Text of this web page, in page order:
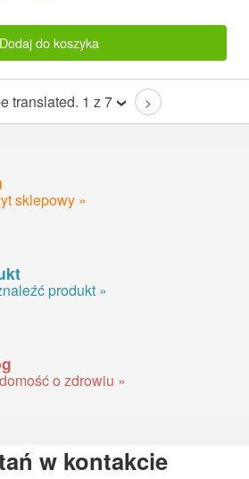
Dodaj do koszyka
translated. 1 z 7 >
sklepowy »
produkt »
o zdrowiu »
w kontakcie